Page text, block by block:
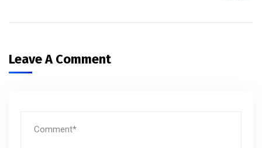
Leave A Comment